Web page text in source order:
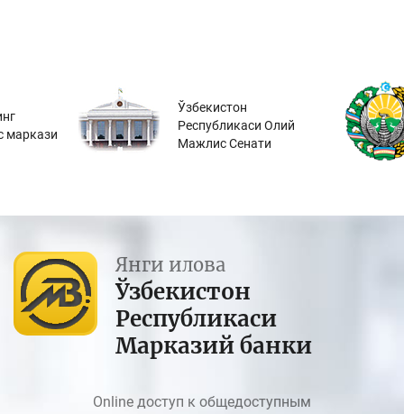
маркази
Ўзбекистон
Республикаси Олий
Мажлис Сенати
Янги илова
Ўзбекистон
Республикаси
Марказий банки
Online доступ к общедоступным